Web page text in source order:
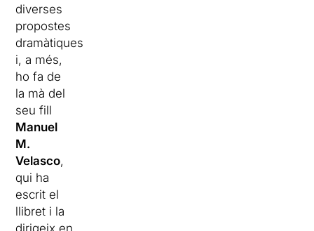
diverses
propostes
dramàtiques
i, a més,
ho fa de
la mà del
seu fill
Manuel
M.
Velasco,
qui ha
escrit el
llibret i la
dirigeix en